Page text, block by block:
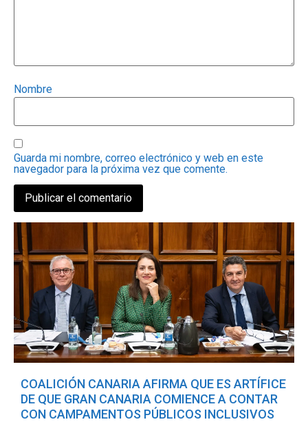
Nombre
Guarda mi nombre, correo electrónico y web en este
navegador para la próxima vez que comente.
COALICIÓN CANARIA AFIRMA QUE ES ARTÍFICE
DE QUE GRAN CANARIA COMIENCE A CONTAR
CON CAMPAMENTOS PÚBLICOS INCLUSIVOS